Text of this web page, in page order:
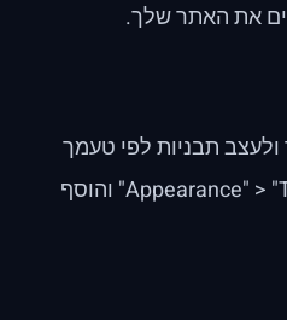
את האתר שלך.
תבניות לפי טעמך
האישי. כנס ל-"Appearance" > "Themes" והוסף